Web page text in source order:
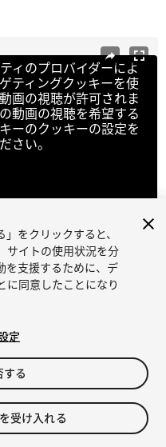
ィのプロバイダーによ
ティングクッキーを使
画の視聴が許可されま
動画の視聴を希望する
ーのクッキーの設定を
さい。
をクリックすると、
サイトの使用状況を分
を支援するために、デ
同意したことになり
定
する
受け入れる